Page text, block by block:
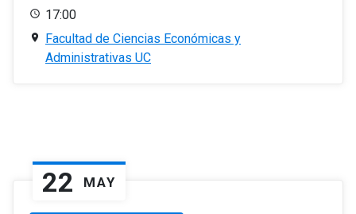
17:00
Facultad de Ciencias Económicas y
Administrativas UC
22 MAY